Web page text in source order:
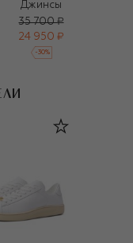
Джинсы
35 700 ₽
24 950 ₽
-30%